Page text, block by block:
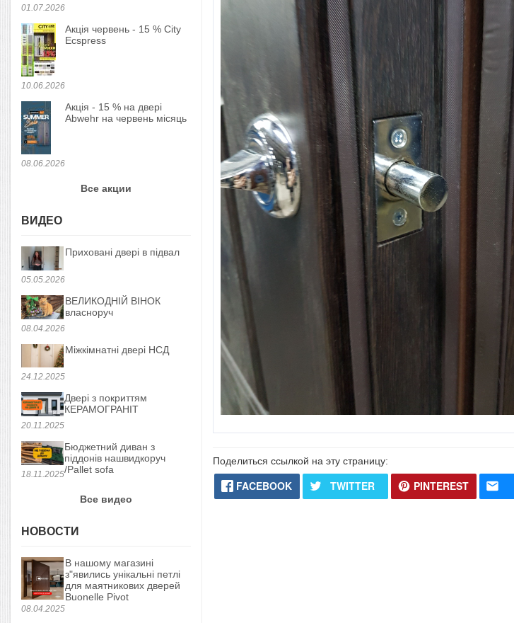
01.07.2026
10.06.2026
Акція червень - 15 % City
Ecspress
08.06.2026
Акція - 15 % на двері
Abwehr на червень місяць
Все акции
ВИДЕО
05.05.2026
Приховані двері в підвал
08.04.2026
ВЕЛИКОДНІЙ ВІНОК
власноруч
24.12.2025
Міжкімнатні двері НСД
20.11.2025
Двері з покриттям
КЕРАМОГРАНІТ
18.11.2025
Бюджетний диван з
піддонів нашвидкоруч
/Pallet sofa
Все видео
НОВОСТИ
08.04.2025
В нашому магазині
з"явились унікальні петлі
для маятникових дверей
Buonelle Pivot
Поделиться ссылкой на эту страницу:
FACEBOOK TWITTER PINTEREST